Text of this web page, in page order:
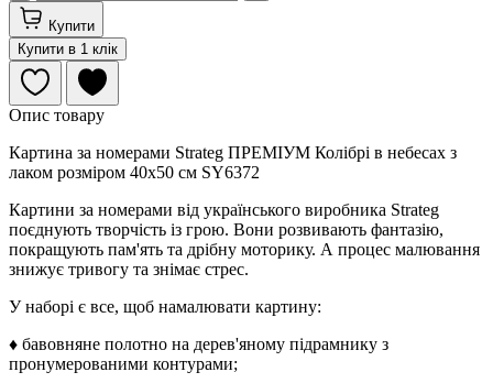
Купити
Купити в 1 клік
Опис товару
Картина за номерами Strateg ПРЕМІУМ Колібрі в небесах з
лаком розміром 40х50 см SY6372
Картини за номерами від українського виробника Strateg
поєднують творчість із грою. Вони розвивають фантазію,
покращують пам'ять та дрібну моторику. А процес малювання
знижує тривогу та знімає стрес.
У наборі є все, щоб намалювати картину:
♦ бавовняне полотно на дерев'яному підрамнику з
пронумерованими контурами;